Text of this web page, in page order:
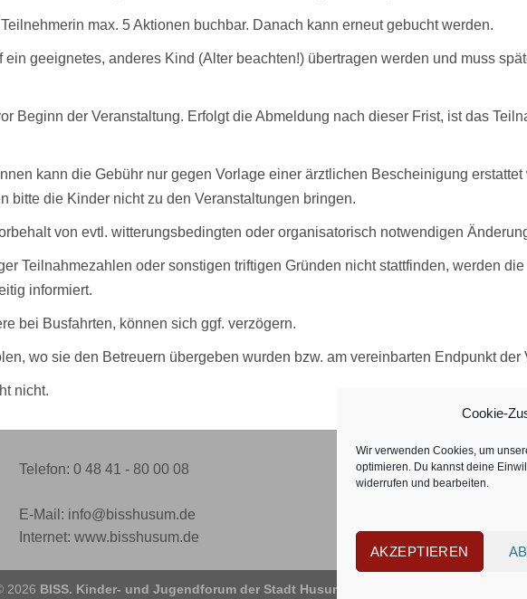
Cookie-
Wir verwenden Cookies, um
optimieren. Du kannst deine
widerrufen und bearbeiten.
AKZEPTIEREN
max. 5 Aktionen buchbar. Danach kann erneut gebucht werden.
geeignetes, anderes Kind (Alter beachten!) übertragen werden und muss
Beginn der Veranstaltung. Erfolgt die Abmeldung nach dieser Frist, ist das
kann die Gebühr nur gegen Vorlage einer ärztlichen Bescheinigung erstattet
bitte die Kinder nicht zu den Veranstaltungen bringen.
von evtl. witterungsbedingten oder organisatorisch notwendigen
Teilnahmezahlen oder sonstigen triftigen Gründen nicht stattfinden, werden
informiert.
bei Busfahrten, können sich ggf. verzögern.
wo sie den Betreuern übergeben wurden bzw. am vereinbarten Endpunkt der
nicht.
Telefon: 0 48 41 - 80 00 08
E-Mail: info@bisshusum.de
Internet: www.bisshusum.de
2026 BISS. Kinder- und Jugendforum der Stadt Husum